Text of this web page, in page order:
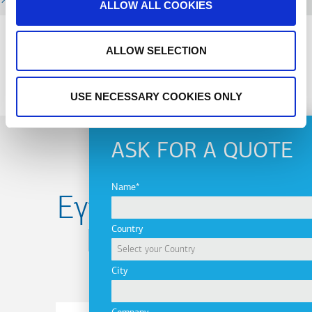
ALLOW ALL COOKIES
ALLOW SELECTION
USE NECESSARY COOKIES ONLY
NEXT
ASK FOR A QUOTE
Name
Country
City
Εγγραφείτε στο
Newsletter